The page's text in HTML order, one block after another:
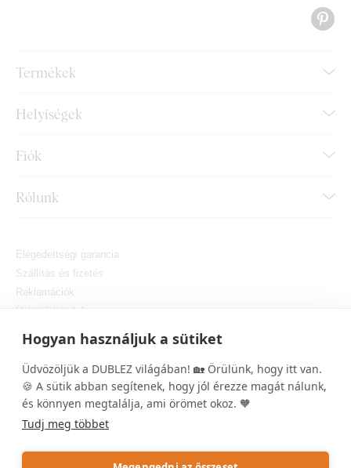
Hogyan használjuk a sütiket
Üdvözöljük a DUBLEZ világában! 🏡 Örülünk, hogy itt van.
🍪 A sütik abban segítenek, hogy jól érezze magát nálunk,
és könnyen megtalálja, ami örömet okoz. 🧡
Tudj meg többet
Termékek
Helyiségek
Fiók
Rólunk
Elégedettségi garancia
Szállítás és fizetés
Reklamációk
Üzleti feltételek
Személyes adatok védelme
Cookie-k beállítása